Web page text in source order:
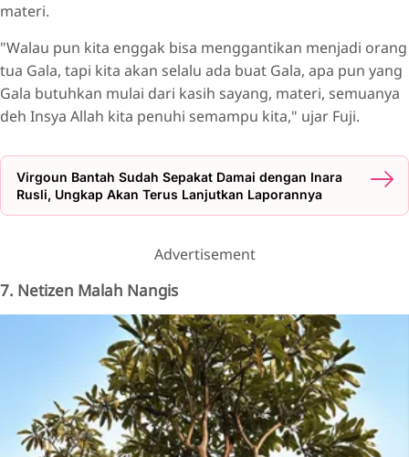
materi.
"Walau pun kita enggak bisa menggantikan menjadi orang
tua Gala, tapi kita akan selalu ada buat Gala, apa pun yang
Gala butuhkan mulai dari kasih sayang, materi, semuanya
deh Insya Allah kita penuhi semampu kita," ujar Fuji.
Virgoun Bantah Sudah Sepakat Damai dengan Inara
Rusli, Ungkap Akan Terus Lanjutkan Laporannya
Advertisement
7. Netizen Malah Nangis